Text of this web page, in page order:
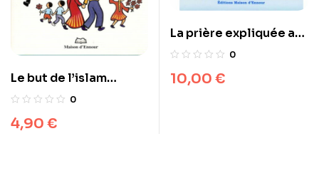
Le but de l’islam
expliqué aux jeunes
0
4,90 €
La prière expliquée aux
jeunes
0
10,00 €